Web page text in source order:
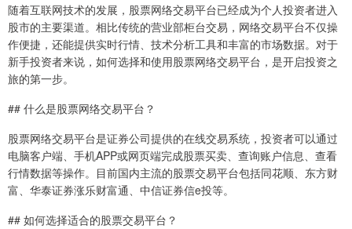
随着互联网技术的发展，股票网络交易平台已经成为个人投资者进入
股市的主要渠道。相比传统的营业部柜台交易，网络交易平台不仅操
作便捷，还能提供实时行情、技术分析工具和丰富的市场数据。对于
新手投资者来说，如何选择和使用股票网络交易平台，是开启投资之
旅的第一步。
## 什么是股票网络交易平台？
股票网络交易平台是证券公司提供的在线交易系统，投资者可以通过
电脑客户端、手机APP或网页端完成股票买卖、查询账户信息、查看
行情数据等操作。目前国内主流的股票交易平台包括同花顺、东方财
富、华泰证券涨乐财富通、中信证券信e投等。
## 如何选择适合的股票交易平台？